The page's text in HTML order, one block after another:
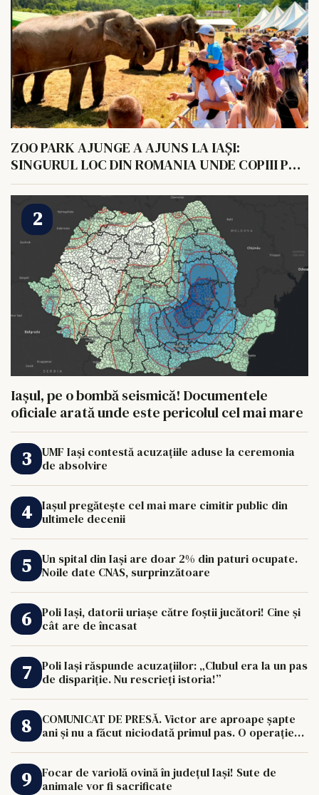
ZOO PARK AJUNGE A AJUNS LA IAȘI:
SINGURUL LOC DIN ROMANIA UNDE COPIII POT
HRANI UN ELEFANT
Iașul, pe o bombă seismică! Documentele
oficiale arată unde este pericolul cel mai mare
UMF Iași contestă acuzațiile aduse la ceremonia
de absolvire
Iașul pregătește cel mai mare cimitir public din
ultimele decenii
Un spital din Iași are doar 2% din paturi ocupate.
Noile date CNAS, surprinzătoare
Poli Iași, datorii uriașe către foștii jucători! Cine și
cât are de încasat
Poli Iași răspunde acuzațiilor: „Clubul era la un pas
de dispariție. Nu rescrieți istoria!”
COMUNICAT DE PRESĂ. Victor are aproape șapte
ani și nu a făcut niciodată primul pas. O operație
Focar de variolă ovină în județul Iași! Sute de
animale vor fi sacrificate